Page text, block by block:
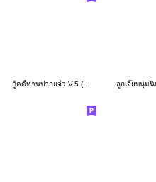
กู้ดดี้ห่านปากแจ๋ว V.5 (คำจิกกัด) ลูกเจี๊ยบนุ่ม